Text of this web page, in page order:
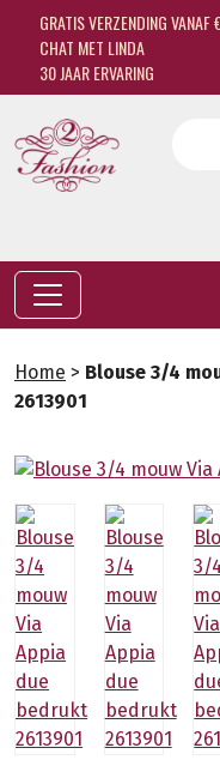
GRATIS VERZENDING VANAF
CHAT MET LINDA
30 JAAR ERVARING
Home > Blouse 3/4
2613901